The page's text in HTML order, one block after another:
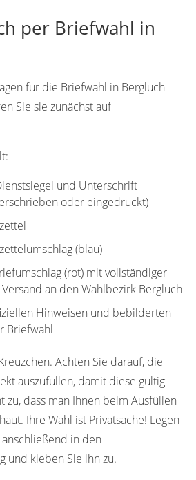
per Briefwahl in
für die Briefwahl in Bergluch
Sie sie zunächst auf
und Unterschrift
oder eingedruckt)
(blau)
(rot) mit vollständiger
an den Wahlbezirk Bergluch
Hinweisen und bebilderten
Briefwahl
Achten Sie darauf, die
auszufüllen, damit diese gültig
zu, dass man Ihnen beim Ausfüllen
Ihre Wahl ist Privatsache! Legen
in den
und kleben Sie ihn zu.